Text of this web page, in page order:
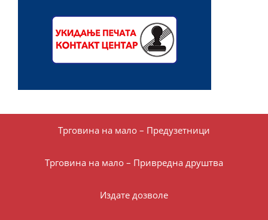
Трговина на мало – Предузетници
Трговина на мало – Привредна друштва
Издате дозволе